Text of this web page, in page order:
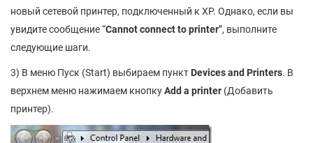
новый сетевой принтер, подключенный к XP. Однако, если вы
увидите сообщение “Cannotconnecttoprinter”, выполните
следующие шаги.
3) В меню Пуск (Start) выбираем пункт Devices and Printers. В
верхнем меню нажимаем кнопкуAdd a printer (Добавить
принтер).